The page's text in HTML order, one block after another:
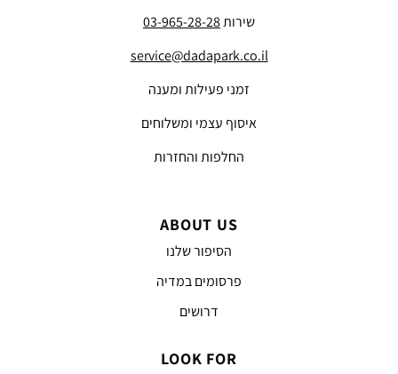
שירות03-965-28-28
service@dadapark.co.il
זמני פעילות ומענה
איסוף עצמי ומשלוחים
החלפות והחזרות
ABOUT US
הסיפור שלנו
פרסומים במדיה
דרושים
LOOK FOR